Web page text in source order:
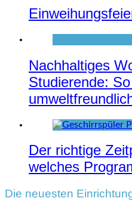
Nachhaltiges
Studierende:
Der richtige
welches
Die neuesten